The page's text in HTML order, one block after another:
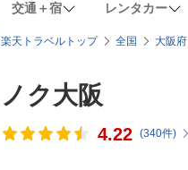
交通＋宿 レンタカー
楽天トラベルトップ 全国 大阪府
ノク大阪
4.22 (340件)